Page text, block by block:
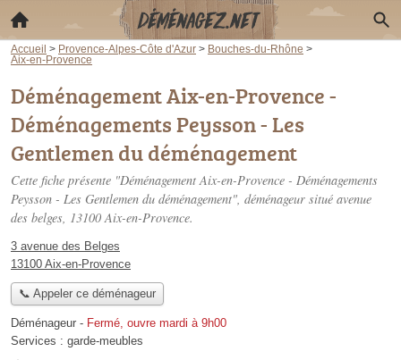
Accueil > Provence-Alpes-Côte d'Azur > Bouches-du-Rhône >
Aix-en-Provence
Déménagement Aix-en-Provence -
Déménagements Peysson - Les
Gentlemen du déménagement
Cette fiche présente "Déménagement Aix-en-Provence - Déménagements
Peysson - Les Gentlemen du déménagement", déménageur situé avenue
des belges, 13100 Aix-en-Provence.
3 avenue des Belges
13100 Aix-en-Provence
📞 Appeler ce déménageur
Déménageur - Fermé, ouvre mardi à 9h00
Services : garde-meubles